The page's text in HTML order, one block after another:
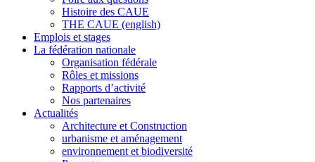
Histoire des CAUE
THE CAUE (english)
Emplois et stages
La fédération nationale
Organisation fédérale
Rôles et missions
Rapports d’activité
Nos partenaires
Actualités
Architecture et Construction
urbanisme et aménagement
environnement et biodiversité